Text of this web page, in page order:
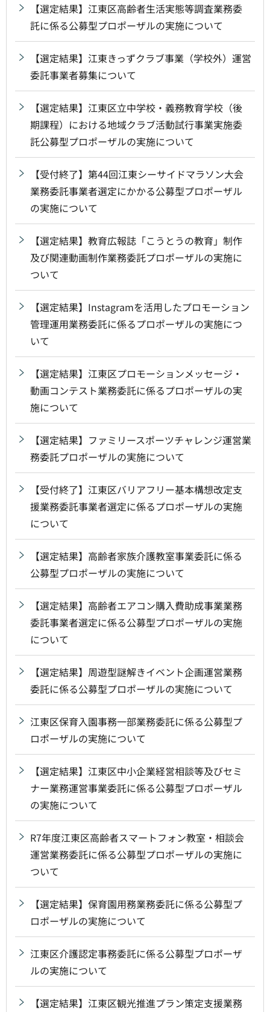
【選定結果】江東区高齢者生活実態等調査業務委
託に係る公募型プロポーザルの実施について
【選定結果】江東きっずクラブ事業（学校外）運営
委託事業者募集について
【選定結果】江東区立中学校・義務教育学校（後
期課程）における地域クラブ活動試行事業実施委
託公募型プロポーザルの実施について
【受付終了】第44回江東シーサイドマラソン大会
業務委託事業者選定にかかる公募型プロポーザル
の実施について
【選定結果】教育広報誌「こうとうの教育」制作
及び関連動画制作業務委託プロポーザルの実施に
ついて
【選定結果】Instagramを活用したプロモーション
管理運用業務委託に係るプロポーザルの実施につ
いて
【選定結果】江東区プロモーションメッセージ・
動画コンテスト業務委託に係るプロポーザルの実
施について
【選定結果】ファミリースポーツチャレンジ運営業
務委託プロポーザルの実施について
【受付終了】江東区バリアフリー基本構想改定支
援業務委託事業者選定に係るプロポーザルの実施
について
【選定結果】高齢者家族介護教室事業委託に係る
公募型プロポーザルの実施について
【選定結果】高齢者エアコン購入費助成事業業務
委託事業者選定に係る公募型プロポーザルの実施
について
【選定結果】周遊型謎解きイベント企画運営業務
委託に係る公募型プロポーザルの実施について
江東区保育入園事務一部業務委託に係る公募型プ
ロポーザルの実施について
【選定結果】江東区中小企業経営相談等及びセミ
ナー業務運営事業委託に係る公募型プロポーザル
の実施について
R7年度江東区高齢者スマートフォン教室・相談会
運営業務委託に係る公募型プロポーザルの実施に
ついて
【選定結果】保育園用務業務委託に係る公募型プ
ロポーザルの実施について
江東区介護認定事務委託に係る公募型プロポーザ
ルの実施について
【選定結果】江東区観光推進プラン策定支援業務